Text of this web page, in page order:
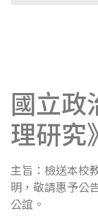
國立政
理研究
主旨：檢送本校
明，敬請惠予公
公誼。